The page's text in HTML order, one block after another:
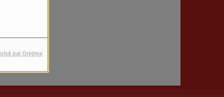
par Orejime